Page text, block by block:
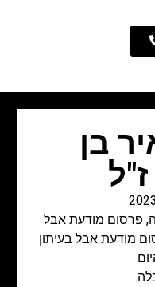
בן
, פרסום מודעת אבל
מודעת אבל בעיתון